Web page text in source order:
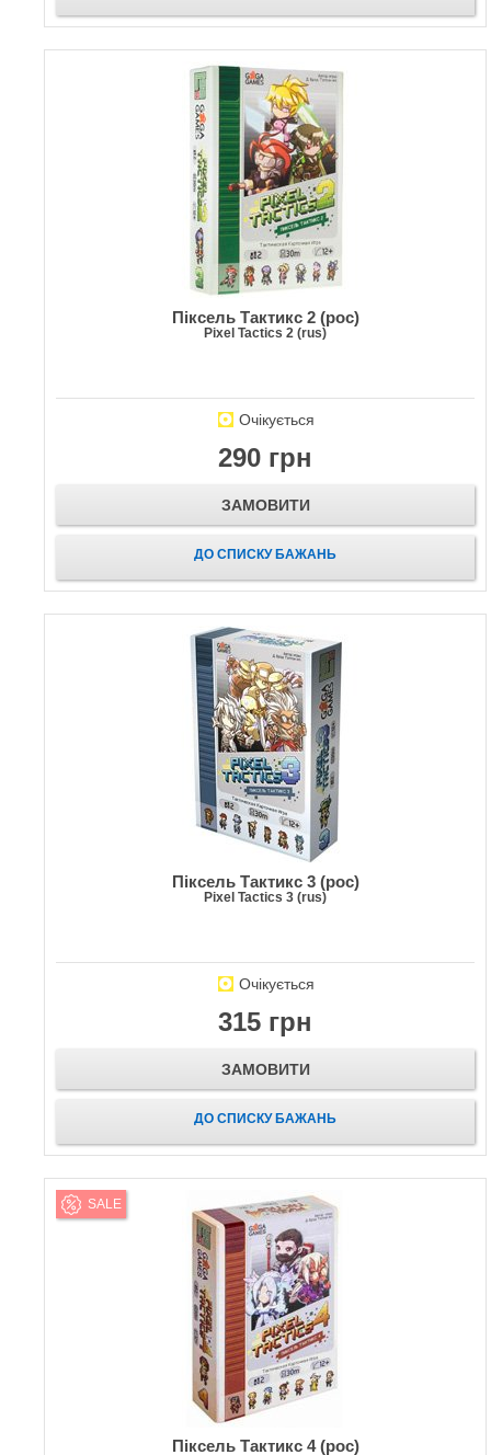
Піксель Тактикс 2 (рос)
Pixel Tactics 2 (rus)
Очікується
290 грн
ЗАМОВИТИ
ДО СПИСКУ БАЖАНЬ
Піксель Тактикс 3 (рос)
Pixel Tactics 3 (rus)
Очікується
315 грн
ЗАМОВИТИ
ДО СПИСКУ БАЖАНЬ
SALE
Піксель Тактикс 4 (рос)